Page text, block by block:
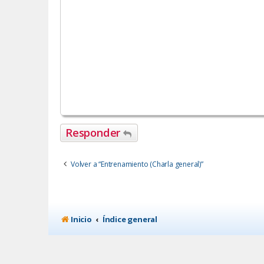
Responder
Volver a “Entrenamiento (Charla general)”
Inicio Índice general